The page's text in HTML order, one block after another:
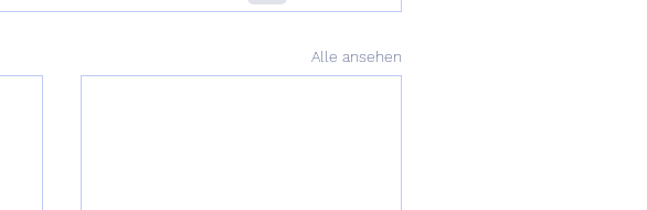
Alle ansehen